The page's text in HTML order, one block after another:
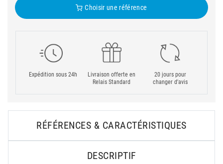
Choisir une référence
Expédition sous 24h
Livraison offerte en
Relais Standard
20 jours pour
changer d'avis
RÉFÉRENCES & CARACTÉRISTIQUES
DESCRIPTIF